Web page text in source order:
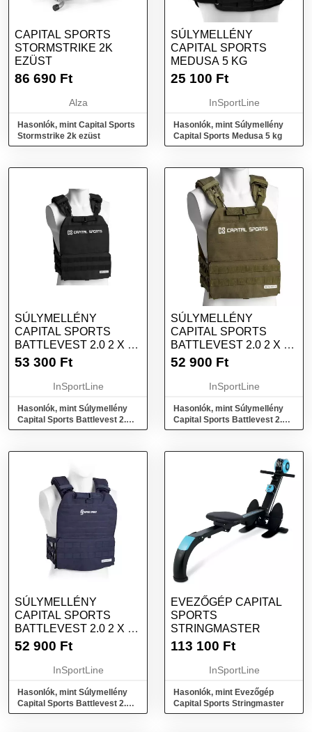
CAPITAL SPORTS
STORMSTRIKE 2K
EZÜST
86 690 Ft
Alza
Hasonlók, mint Capital Sports
Stormstrike 2k ezüst
SÚLYMELLÉNY
CAPITAL SPORTS
MEDUSA 5 KG
25 100 Ft
InSportLine
Hasonlók, mint Súlymellény
Capital Sports Medusa 5 kg
SÚLYMELLÉNY
CAPITAL SPORTS
BATTLEVEST 2.0 2 X 4
KG - FEKETE
53 300 Ft
InSportLine
Hasonlók, mint Súlymellény
Capital Sports Battlevest 2.0 2
x 4 kg - fekete
SÚLYMELLÉNY
CAPITAL SPORTS
BATTLEVEST 2.0 2 X 4
KG - ZÖLD
52 900 Ft
InSportLine
Hasonlók, mint Súlymellény
Capital Sports Battlevest 2.0 2
x 4 kg - zöld
SÚLYMELLÉNY
CAPITAL SPORTS
BATTLEVEST 2.0 2 X 4
KG - KÉK
52 900 Ft
InSportLine
Hasonlók, mint Súlymellény
Capital Sports Battlevest 2.0 2
x 4 kg - kék
EVEZŐGÉP CAPITAL
SPORTS
STRINGMASTER
113 100 Ft
InSportLine
Hasonlók, mint Evezőgép
Capital Sports Stringmaster